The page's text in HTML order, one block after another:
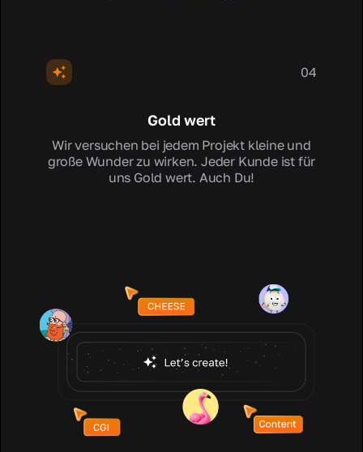
04
Gold wert
Wir versuchen bei jedem Projekt kleine und
große Wunder zu wirken. Jeder Kunde ist für
uns Gold wert. Auch Du!